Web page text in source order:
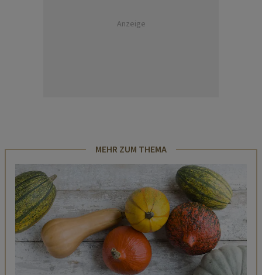
Anzeige
MEHR ZUM THEMA